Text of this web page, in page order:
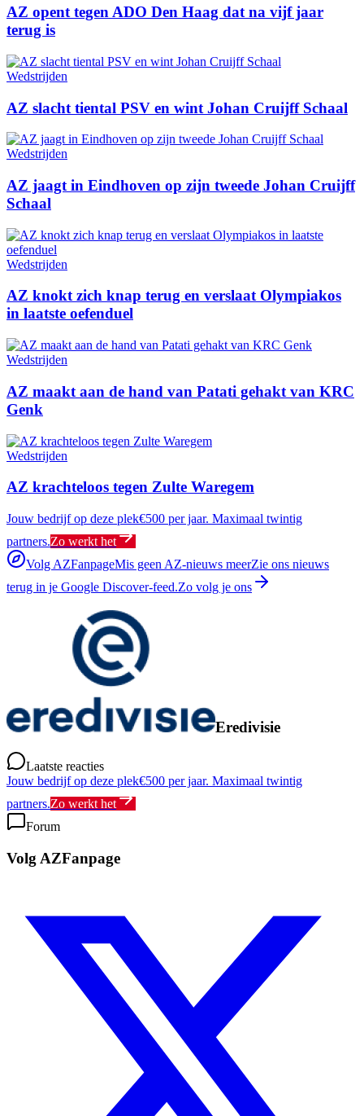
AZ opent tegen ADO Den Haag dat na vijf jaar
terug is
Wedstrijden
AZ slacht tiental PSV en wint Johan Cruijff Schaal
Wedstrijden
AZ jaagt in Eindhoven op zijn tweede Johan Cruijff
Schaal
Wedstrijden
AZ knokt zich knap terug en verslaat Olympiakos
in laatste oefenduel
Wedstrijden
AZ maakt aan de hand van Patati gehakt van KRC
Genk
Wedstrijden
AZ krachteloos tegen Zulte Waregem
Jouw bedrijf op deze plek€500 per jaar. Maximaal twintig
partners.Zo werkt het
Volg AZFanpageMis geen AZ-nieuws meerZie ons nieuws
terug in je Google Discover-feed.Zo volg je ons
Eredivisie
Laatste reacties
Jouw bedrijf op deze plek€500 per jaar. Maximaal twintig
partners.Zo werkt het
Forum
Volg AZFanpage